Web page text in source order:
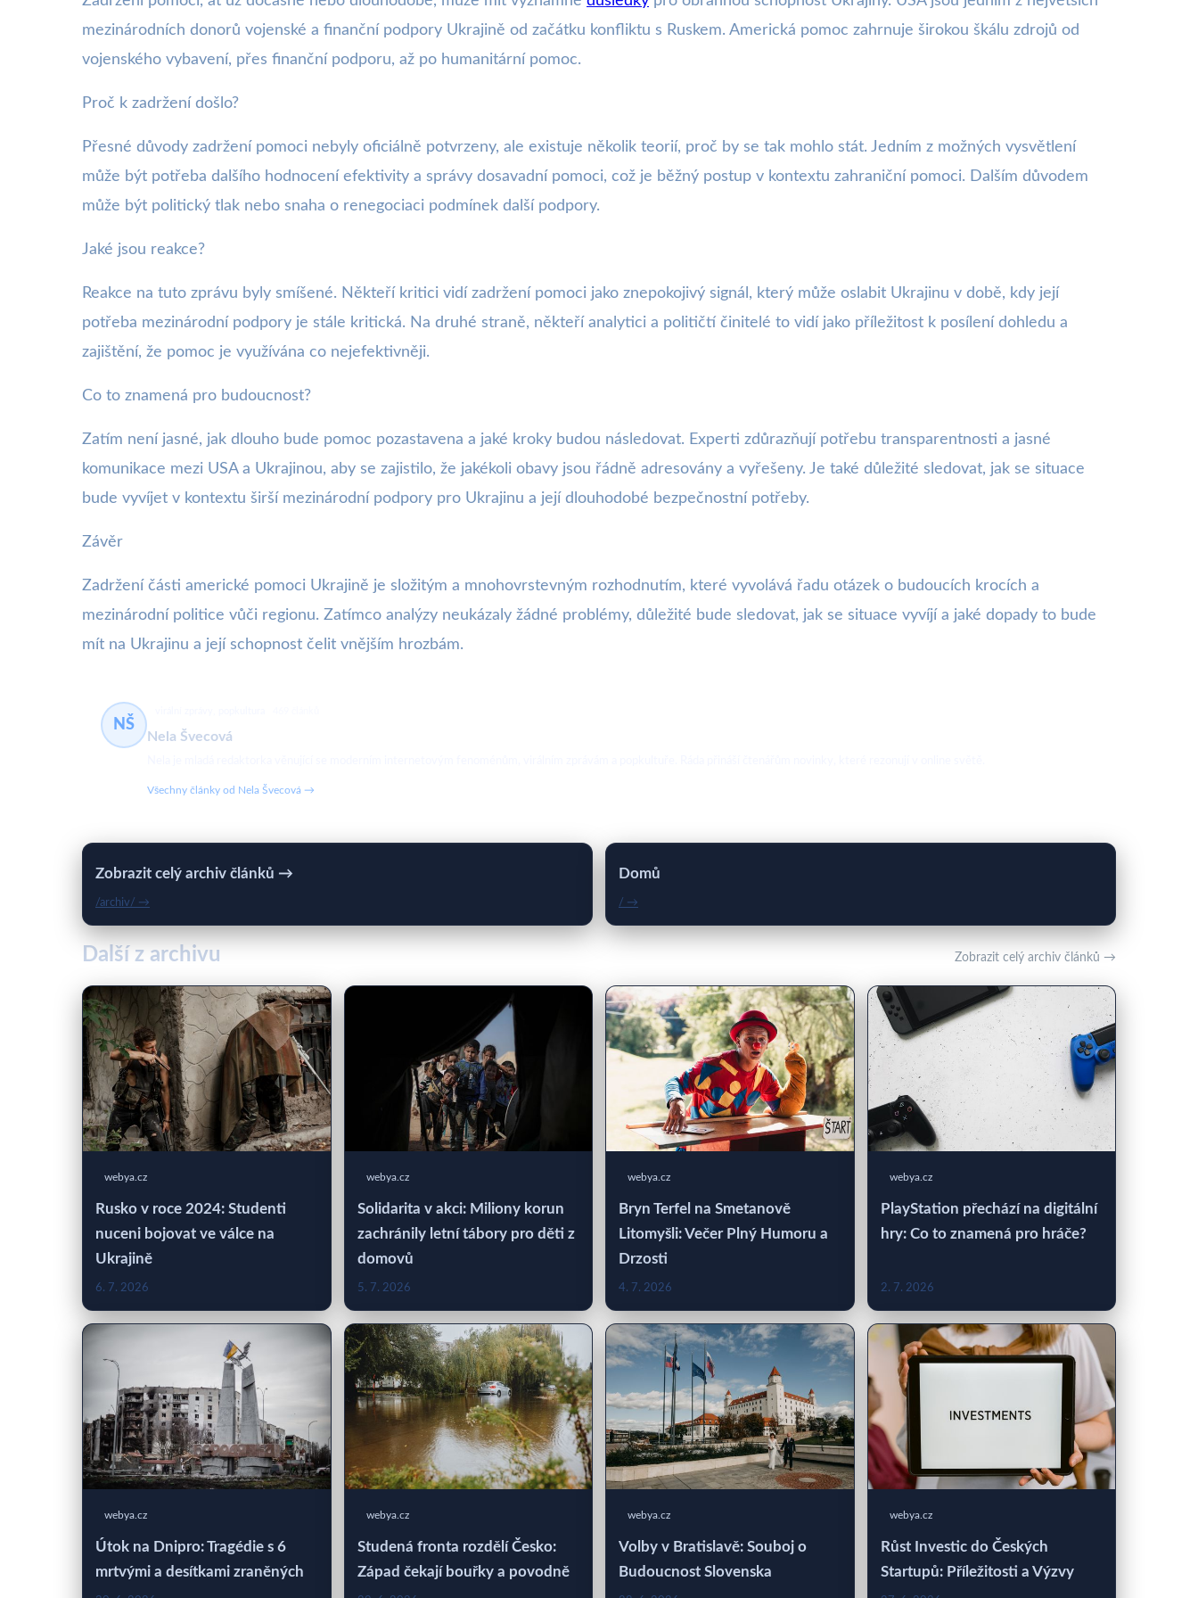
mezinárodních donorů vojenské a finanční podpory Ukrajině od začátku konfliktu s Ruskem. Americká pomoc zahrnuje širokou škálu zdrojů od
vojenského vybavení, přes finanční podporu, až po humanitární pomoc.
Proč k zadržení došlo?
Přesné důvody zadržení pomoci nebyly oficiálně potvrzeny, ale existuje několik teorií, proč by se tak mohlo stát. Jedním z možných vysvětlení
může být potřeba dalšího hodnocení efektivity a správy dosavadní pomoci, což je běžný postup v kontextu zahraniční pomoci. Dalším důvodem
může být politický tlak nebo snaha o renegociaci podmínek další podpory.
Jaké jsou reakce?
Reakce na tuto zprávu byly smíšené. Někteří kritici vidí zadržení pomoci jako znepokojivý signál, který může oslabit Ukrajinu v době, kdy její
potřeba mezinárodní podpory je stále kritická. Na druhé straně, někteří analytici a političtí činitelé to vidí jako příležitost k posílení dohledu a
zajištění, že pomoc je využívána co nejefektivněji.
Co to znamená pro budoucnost?
Zatím není jasné, jak dlouho bude pomoc pozastavena a jaké kroky budou následovat. Experti zdůrazňují potřebu transparentnosti a jasné
komunikace mezi USA a Ukrajinou, aby se zajistilo, že jakékoli obavy jsou řádně adresovány a vyřešeny. Je také důležité sledovat, jak se situace
bude vyvíjet v kontextu širší mezinárodní podpory pro Ukrajinu a její dlouhodobé bezpečnostní potřeby.
Závěr
Zadržení části americké pomoci Ukrajině je složitým a mnohovrstevným rozhodnutím, které vyvolává řadu otázek o budoucích krocích a
mezinárodní politice vůči regionu. Zatímco analýzy neukázaly žádné problémy, důležité bude sledovat, jak se situace vyvíjí a jaké dopady to bude
mít na Ukrajinu a její schopnost čelit vnějším hrozbám.
NŠ
Nela Švecová
Všechny články od Nela Švecová →
Zobrazit celý archiv článků →
/archiv/ →
Domů
/ →
Další z archivu Zobrazit celý archiv článků →
webya.cz
Rusko v roce 2024: Studenti
nuceni bojovat ve válce na
Ukrajině
6. 7. 2026
webya.cz
Solidarita v akci: Miliony korun
zachránily letní tábory pro děti z
domovů
5. 7. 2026
webya.cz
Bryn Terfel na Smetanově
Litomyšli: Večer Plný Humoru a
Drzosti
4. 7. 2026
webya.cz
PlayStation přechází na digitální
hry: Co to znamená pro hráče?
2. 7. 2026
webya.cz
Útok na Dnipro: Tragédie s 6
mrtvými a desítkami zraněných
webya.cz
Studená fronta rozdělí Česko:
Západ čekají bouřky a povodně
webya.cz
Volby v Bratislavě: Souboj o
Budoucnost Slovenska
webya.cz
Růst Investic do Českých
Startupů: Příležitosti a Výzvy